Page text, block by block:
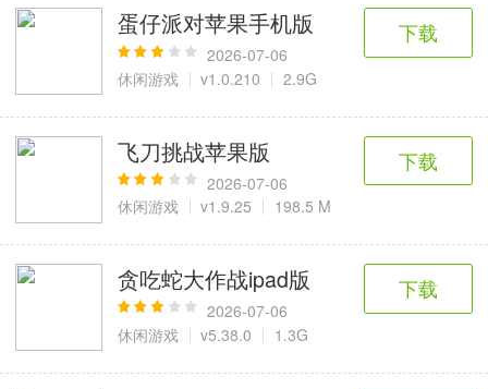
蛋仔派对苹果手机版
2026-07-06
休闲游戏
v1.0.210 2.9G
下载
飞刀挑战苹果版
2026-07-06
休闲游戏
v1.9.25 198.5 M
下载
贪吃蛇大作战ipad版
2026-07-06
休闲游戏
v5.38.0 1.3G
下载